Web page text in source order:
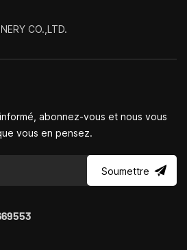
CO.,LTD.
abonnez-vous et nous vous
vous en pensez.
Soumettre